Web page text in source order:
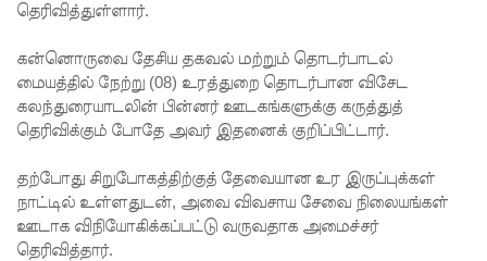
அடித்தள
மாகும் -
பிரதமர்!
நீர்கொழு
ம்பு சிறை
வன்முறை
தொடர்பா
தெரிவித்துள்ளார்.
கன்னொருவை தேசிய தகவல் மற்றும் தொடர்பாடல்
மையத்தில் நேற்று (08) உரத்துறை தொடர்பான விசேட
கலந்துரையாடலின் பின்னர் ஊடகங்களுக்கு கருத்துத்
தெரிவிக்கும் போதே அவர் இதனைக் குறிப்பிட்டார்.
தற்போது சிறுபோகத்திற்குத் தேவையான உர இருப்புக்கள்
நாட்டில் உள்ளதுடன், அவை விவசாய சேவை நிலையங்கள்
ஊடாக விநியோகிக்கப்பட்டு வருவதாக அமைச்சர்
தெரிவித்தார்.